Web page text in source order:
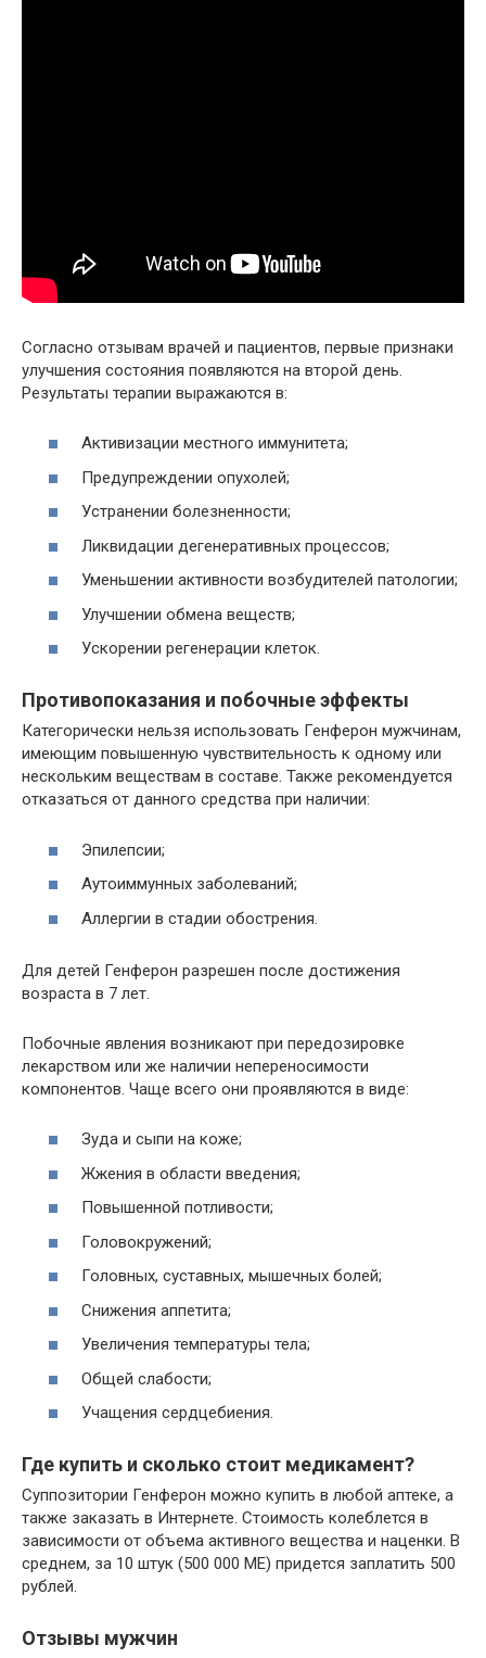
Согласно отзывам врачей и пациентов, первые признаки
улучшения состояния появляются на второй день.
Результаты терапии выражаются в:
Активизации местного иммунитета;
Предупреждении опухолей;
Устранении болезненности;
Ликвидации дегенеративных процессов;
Уменьшении активности возбудителей патологии;
Улучшении обмена веществ;
Ускорении регенерации клеток.
Противопоказания и побочные эффекты
Категорически нельзя использовать Генферон мужчинам,
имеющим повышенную чувствительность к одному или
нескольким веществам в составе. Также рекомендуется
отказаться от данного средства при наличии:
Эпилепсии;
Аутоиммунных заболеваний;
Аллергии в стадии обострения.
Для детей Генферон разрешен после достижения
возраста в 7 лет.
Побочные явления возникают при передозировке
лекарством или же наличии непереносимости
компонентов. Чаще всего они проявляются в виде:
Зуда и сыпи на коже;
Жжения в области введения;
Повышенной потливости;
Головокружений;
Головных, суставных, мышечных болей;
Снижения аппетита;
Увеличения температуры тела;
Общей слабости;
Учащения сердцебиения.
Где купить и сколько стоит медикамент?
Суппозитории Генферон можно купить в любой аптеке, а
также заказать в Интернете. Стоимость колеблется в
зависимости от объема активного вещества и наценки. В
среднем, за 10 штук (500 000 МЕ) придется заплатить 500
рублей.
Отзывы мужчин